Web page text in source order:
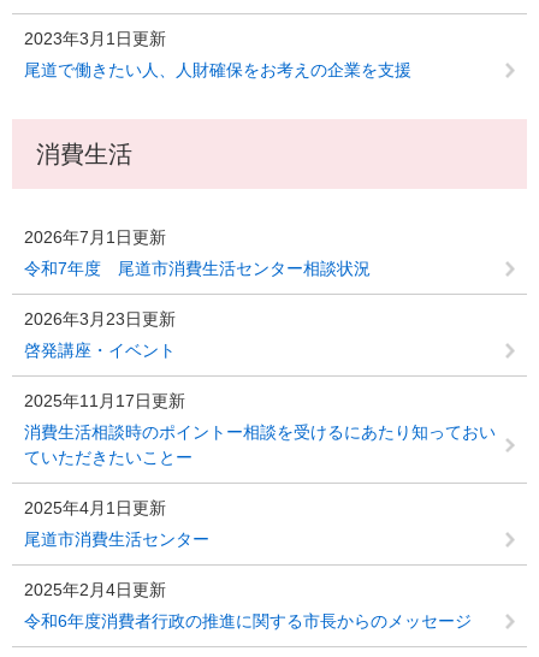
2023年3月1日更新
尾道で働きたい人、人財確保をお考えの企業を支援
消費生活
2026年7月1日更新
令和7年度 尾道市消費生活センター相談状況
2026年3月23日更新
啓発講座・イベント
2025年11月17日更新
消費生活相談時のポイントー相談を受けるにあたり知っておい
ていただきたいことー
2025年4月1日更新
尾道市消費生活センター
2025年2月4日更新
令和6年度消費者行政の推進に関する市長からのメッセージ